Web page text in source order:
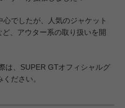
でしたが、人気のジャケット
、アウター系の取り扱いを開
は、SUPER GTオフィシャルグ
ださい。